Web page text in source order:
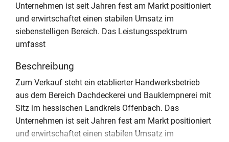
Unternehmen ist seit Jahren fest am Markt positioniert
und erwirtschaftet einen stabilen Umsatz im
siebenstelligen Bereich. Das Leistungsspektrum
umfasst
Beschreibung
Zum Verkauf steht ein etablierter Handwerksbetrieb
aus dem Bereich Dachdeckerei und Bauklempnerei mit
Sitz im hessischen Landkreis Offenbach. Das
Unternehmen ist seit Jahren fest am Markt positioniert
und erwirtschaftet einen stabilen Umsatz im